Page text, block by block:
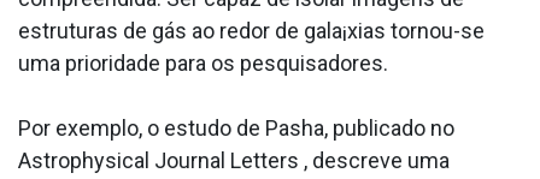
estruturas de gás ao redor de gala¡xias tornou-se
uma prioridade para os pesquisadores.
Por exemplo, o estudo de Pasha, publicado no
Astrophysical Journal Letters , descreve uma